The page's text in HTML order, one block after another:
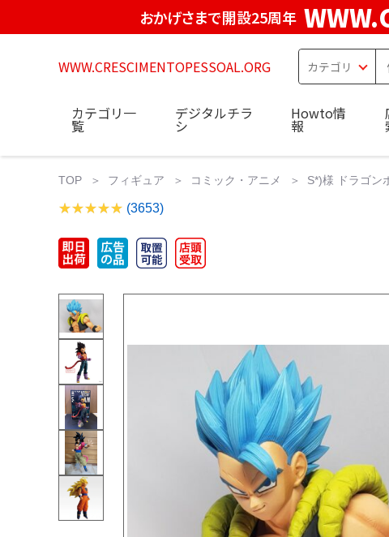
おかげさまで開設25周年
WWW.CRESCIMENTOPESSOAL.ORG
カテゴリ一
覧
デジタルチラ
シ
Howto情
報
TOP フィギュア コミック・アニメ S*)様 ドラゴン
(3653)